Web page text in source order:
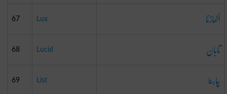
67 Lux اکھاڑنا
68 Lucid تابان
69 List چاہنا